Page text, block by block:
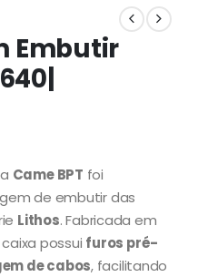
Embutir
Came BPT foi
de embutir das
Lithos. Fabricada em
possui furos pré-
de cabos, facilitando